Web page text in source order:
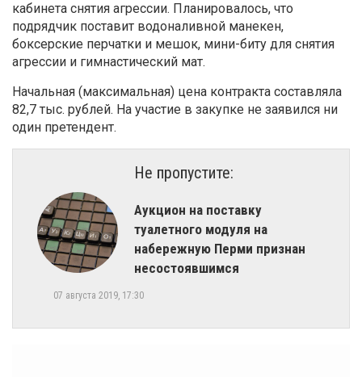
кабинета снятия агрессии. Планировалось, что
подрядчик поставит водоналивной манекен,
боксерские перчатки и мешок, мини-биту для снятия
агрессии и гимнастический мат.
Начальная (максимальная) цена контракта составляла
82,7 тыс. рублей. На участие в закупке не заявился ни
один претендент.
Не пропустите:
Аукцион на поставку
туалетного модуля на
набережную Перми признан
несостоявшимся
07 августа 2019, 17:30